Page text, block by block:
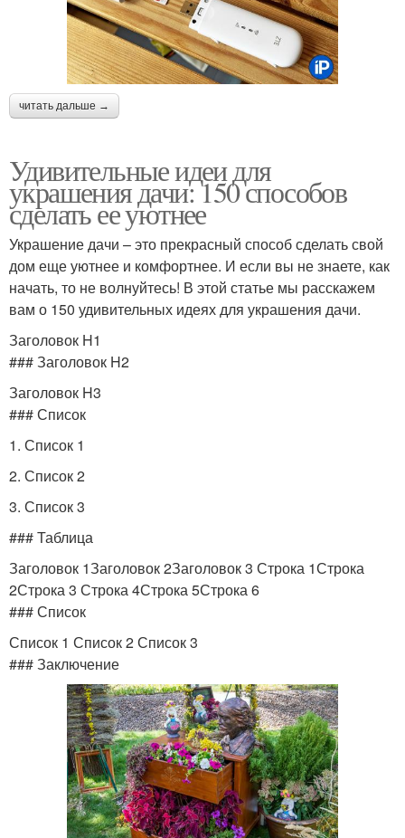
читать дальше →
Удивительные идеи для
украшения дачи: 150 способов
сделать ее уютнее
Украшение дачи – это прекрасный способ сделать свой
дом еще уютнее и комфортнее. И если вы не знаете, как
начать, то не волнуйтесь! В этой статье мы расскажем
вам о 150 удивительных идеях для украшения дачи.
Заголовок H1
### Заголовок H2
Заголовок H3
### Список
1. Список 1
2. Список 2
3. Список 3
### Таблица
Заголовок 1Заголовок 2Заголовок 3 Строка 1Строка
2Строка 3 Строка 4Строка 5Строка 6
### Список
Список 1 Список 2 Список 3
### Заключение